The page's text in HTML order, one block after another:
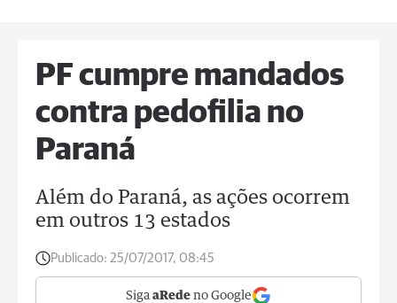
PF cumpre mandados
contra pedofilia no
Paraná
Além do Paraná, as ações ocorrem
em outros 13 estados
Publicado: 25/07/2017, 08:45
Siga aRede no Google